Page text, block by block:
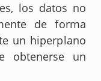
los datos no
de forma
un hiperplano
obtenerse un